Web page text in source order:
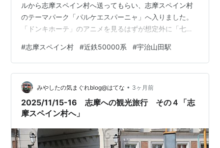
ルから志摩スペイン村へ送ってもらい、志摩スペイン村
のテーマパーク「パルケエスパーニャ」へ入りました。
「ドンキホーテ」のアニメを見るはずが想定外に「七次
ジカルを見て、アトラクションを2つほど遊んだ後、お昼
のパレードの時間になりましたので、パレードを見に行
きます。 パルケエスパーニャパレード「エスパーニャカ
ーニバル "ブエン ビアヘ"」という名前のパレードは、シ
ベレス広場の端っこから出て来て、フィエスタ広場まで
移動して一周した後戻…
#志摩スペイン村 #近鉄50000系 #宇治山田駅
みやしたの気まぐれblog@はてな • 3ヶ月前
2025/11/15-16 志摩への観光旅行 その４「志
摩スペイン村へ」